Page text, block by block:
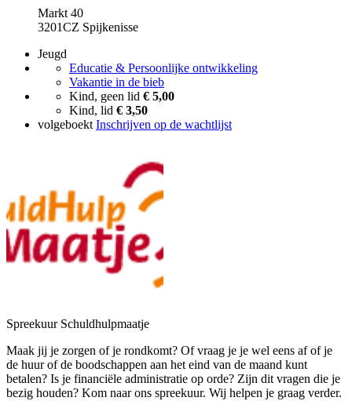
Markt 40
3201CZ Spijkenisse
Jeugd
Educatie & Persoonlijke ontwikkeling
Vakantie in de bieb
Kind, geen lid € 5,00
Kind, lid € 3,50
volgeboekt Inschrijven op de wachtlijst
Spreekuur Schuldhulpmaatje
Maak jij je zorgen of je rondkomt? Of vraag je je wel eens af of je
de huur of de boodschappen aan het eind van de maand kunt
betalen? Is je financiële administratie op orde? Zijn dit vragen die je
bezig houden? Kom naar ons spreekuur. Wij helpen je graag verder.